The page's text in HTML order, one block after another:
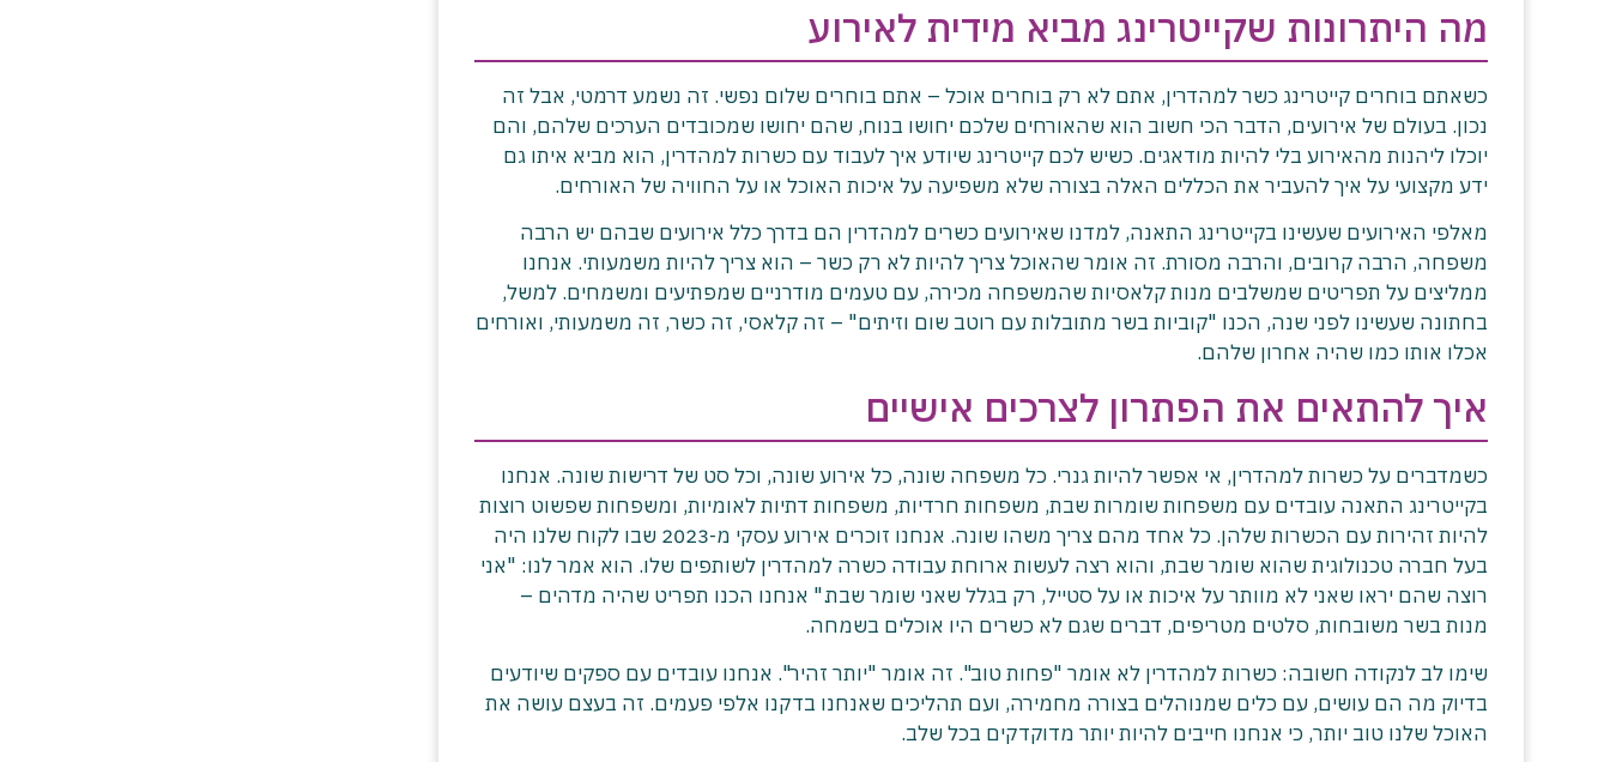
מה היתרונות שקייטרינג מביא מידית לאירוע
כשאתם בוחרים קייטרינג כשר למהדרין, אתם לא רק בוחרים אוכל – אתם בוחרים שלום נפשי. זה נשמע דרמטי, אבל זה
נכון. בעולם של אירועים, הדבר הכי חשוב הוא שהאורחים שלכם יחושו בנוח, שהם יחושו שמכובדים הערכים שלהם, והם
יוכלו ליהנות מהאירוע בלי להיות מודאגים. כשיש לכם קייטרינג שיודע איך לעבוד עם כשרות למהדרין, הוא מביא איתו גם
ידע מקצועי על איך להעביר את הכללים האלה בצורה שלא משפיעה על איכות האוכל או על החוויה של האורחים.
מאלפי האירועים שעשינו בקייטרינג התאנה, למדנו שאירועים כשרים למהדרין הם בדרך כלל אירועים שבהם יש הרבה
משפחה, הרבה קרובים, והרבה מסורת. זה אומר שהאוכל צריך להיות לא רק כשר – הוא צריך להיות משמעותי. אנחנו
ממליצים על תפריטים שמשלבים מנות קלאסיות שהמשפחה מכירה, עם טעמים מודרניים שמפתיעים ומשמחים. למשל,
בחתונה שעשינו לפני שנה, הכנו "קוביות בשר מתובלות עם רוטב שום וזיתים" – זה קלאסי, זה כשר, זה משמעותי, ואורחים
אכלו אותו כמו שהיה אחרון שלהם.
איך להתאים את הפתרון לצרכים אישיים
כשמדברים על כשרות למהדרין, אי אפשר להיות גנרי. כל משפחה שונה, כל אירוע שונה, וכל סט של דרישות שונה. אנחנו
בקייטרינג התאנה עובדים עם משפחות שומרות שבת, משפחות חרדיות, משפחות דתיות לאומיות, ומשפחות שפשוט רוצות
להיות זהירות עם הכשרות שלהן. כל אחד מהם צריך משהו שונה. אנחנו זוכרים אירוע עסקי מ-2023 שבו לקוח שלנו היה
בעל חברה טכנולוגית שהוא שומר שבת, והוא רצה לעשות ארוחת עבודה כשרה למהדרין לשותפים שלו. הוא אמר לנו: "אני
רוצה שהם יראו שאני לא מוותר על איכות או על סטייל, רק בגלל שאני שומר שבת." אנחנו הכנו תפריט שהיה מדהים –
מנות בשר משובחות, סלטים מטריפים, דברים שגם לא כשרים היו אוכלים בשמחה.
שימו לב לנקודה חשובה: כשרות למהדרין לא אומר "פחות טוב". זה אומר "יותר זהיר". אנחנו עובדים עם ספקים שיודעים
בדיוק מה הם עושים, עם כלים שמנוהלים בצורה מחמירה, ועם תהליכים שאנחנו בדקנו אלפי פעמים. זה בעצם עושה את
האוכל שלנו טוב יותר, כי אנחנו חייבים להיות יותר מדוקדקים בכל שלב.